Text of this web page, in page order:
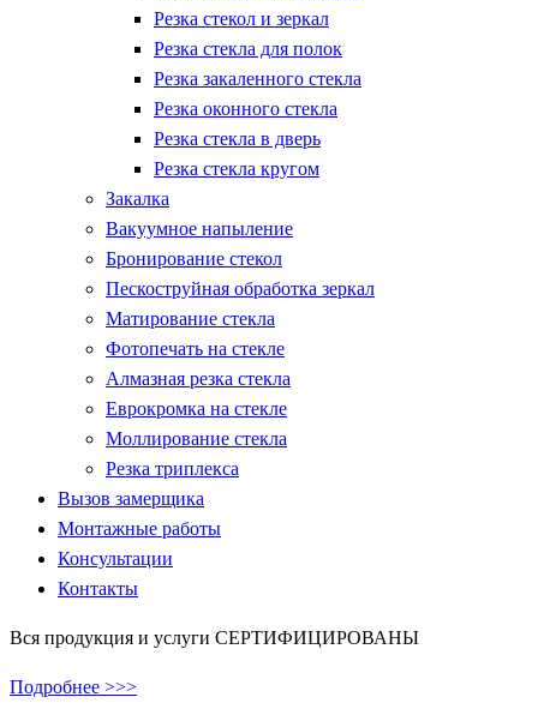
Резка стекол и зеркал
Резка стекла для полок
Резка закаленного стекла
Резка оконного стекла
Резка стекла в дверь
Резка стекла кругом
Закалка
Вакуумное напыление
Бронирование стекол
Пескоструйная обработка зеркал
Матирование стекла
Фотопечать на стекле
Алмазная резка стекла
Еврокромка на стекле
Моллирование стекла
Резка триплекса
Вызов замерщика
Монтажные работы
Консультации
Контакты
Вся продукция и услуги СЕРТИФИЦИРОВАНЫ
Подробнее >>>